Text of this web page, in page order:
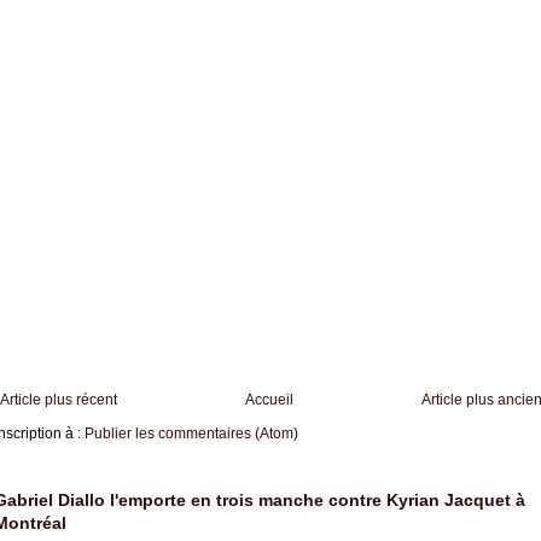
Article plus récent Article plus ancien
Accueil
à : Publier les commentaires (Atom)
Diallo l'emporte en trois manche contre Kyrian Jacquet à